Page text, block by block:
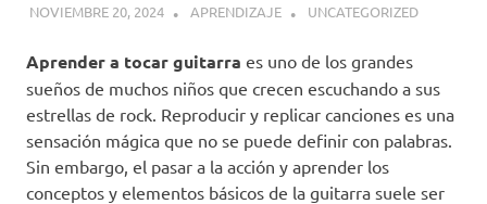
NOVIEMBRE 20, 2024 APRENDIZAJE UNCATEGORIZED
Aprender a tocar guitarra es uno de los grandes
sueños de muchos niños que crecen escuchando a sus
estrellas de rock. Reproducir y replicar canciones es una
sensación mágica que no se puede definir con palabras.
Sin embargo, el pasar a la acción y aprender los
conceptos y elementos básicos de la guitarra suele ser